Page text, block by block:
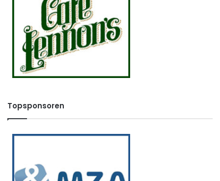
Topsponsoren